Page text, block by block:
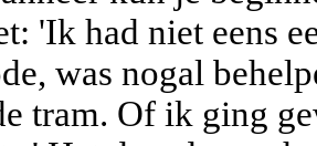
'Ik had niet eens
was nogal
tram. Of ik ging